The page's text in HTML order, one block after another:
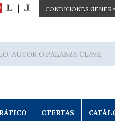
CONDICIONES
OFERTAS